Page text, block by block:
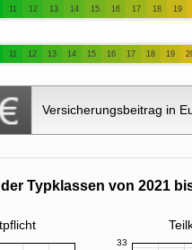
11 12 13 14 15 16 17 18 19
11 12 13 14 15 16 17 18 19
Versicherungsbeitrag in
Typklassen von 2021
33